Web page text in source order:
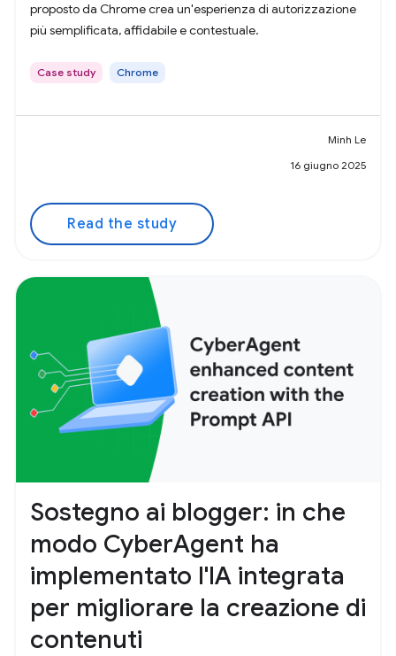
proposto da Chrome crea un'esperienza di autorizzazione
più semplificata, affidabile e contestuale.
Case study Chrome
Minh Le
16 giugno 2025
Read the study
Sostegno ai blogger: in che
modo CyberAgent ha
implementato l'IA integrata
per migliorare la creazione di
contenuti